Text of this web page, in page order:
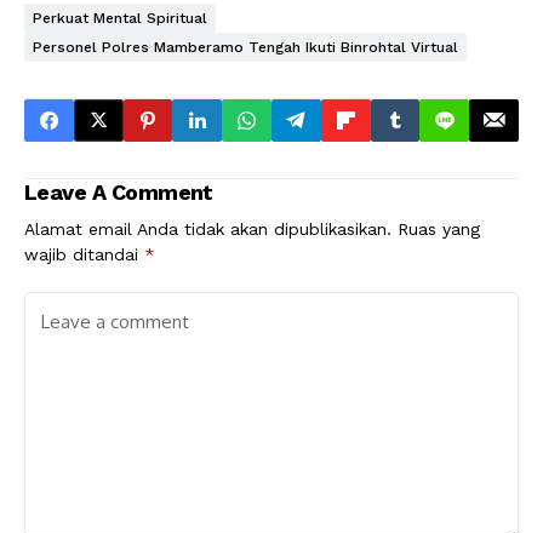
Perkuat Mental Spiritual
Personel Polres Mamberamo Tengah Ikuti Binrohtal Virtual
Leave A Comment
Alamat email Anda tidak akan dipublikasikan. Ruas yang
wajib ditandai *